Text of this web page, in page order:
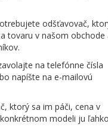
odšťavovač,
tovaru v našom obchode
na telefónne čísla
napíšte na e-mailovú
ktorý sa im páči, cena v
modeli ju ľahko